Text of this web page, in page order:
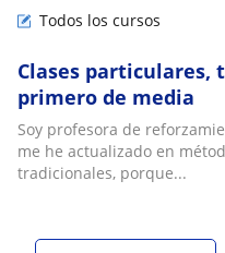
Todos los cursos
Clases particulares,
primero de media
Soy profesora de
me he actualizado en
tradicionales, porque...